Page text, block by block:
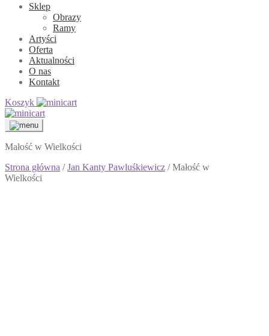
Sklep
Obrazy
Ramy
Artyści
Oferta
Aktualności
O nas
Kontakt
Koszyk
Małość w Wielkości
Strona główna /Jan Kanty Pawluśkiewicz / Małość w
Wielkości